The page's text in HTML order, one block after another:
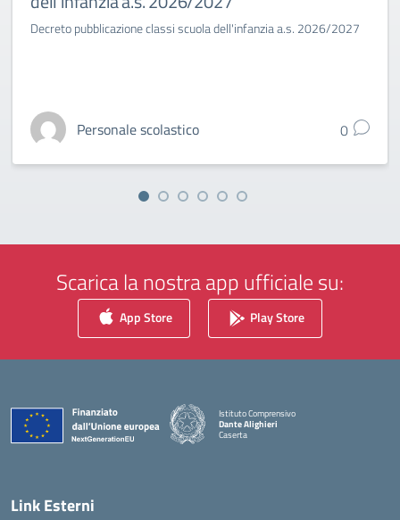
Decreto pubblicazione classi scuola dell'infanzia a.s. 2026/2027
Personale scolastico 0
Scarica la nostra app ufficiale su:
App Store Play Store
Istituto Comprensivo
Dante Alighieri
Caserta
Link Esterni